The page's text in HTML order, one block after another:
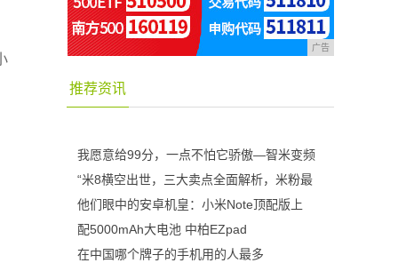
广告
推荐资讯
我愿意给99分，一点不怕它骄傲—智米变频
“米8横空出世，三大卖点全面解析，米粉最
他们眼中的安卓机皇：小米Note顶配版上
配5000mAh大电池 中柏EZpad
在中国哪个牌子的手机用的人最多